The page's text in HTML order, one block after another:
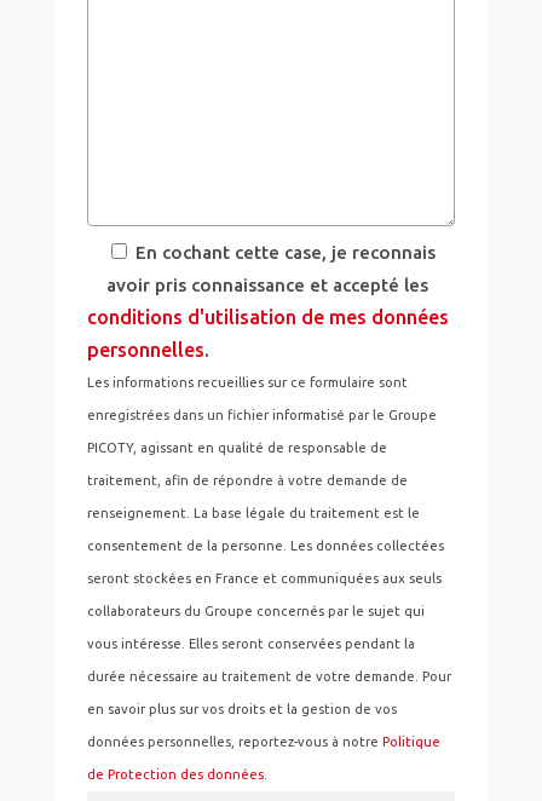
En cochant cette case, je reconnais
avoir pris connaissance et accepté les
conditions d'utilisation de mes données
personnelles.
Les informations recueillies sur ce formulaire sont
enregistrées dans un fichier informatisé par le Groupe
PICOTY, agissant en qualité de responsable de
traitement, afin de répondre à votre demande de
renseignement. La base légale du traitement est le
consentement de la personne. Les données collectées
seront stockées en France et communiquées aux seuls
collaborateurs du Groupe concernés par le sujet qui
vous intéresse. Elles seront conservées pendant la
durée nécessaire au traitement de votre demande. Pour
en savoir plus sur vos droits et la gestion de vos
données personnelles, reportez-vous à notrePolitique
de Protection des données.